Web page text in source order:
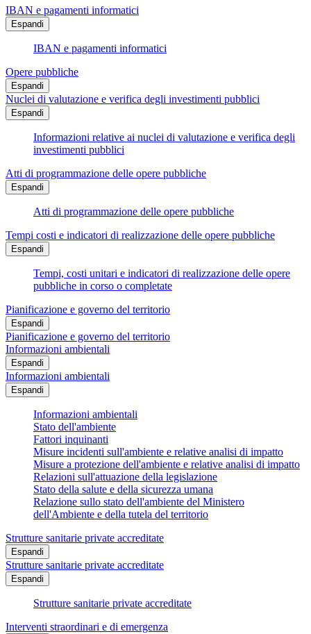
IBAN e pagamenti informatici
Espandi
IBAN e pagamenti informatici
Opere pubbliche
Espandi
Nuclei di valutazione e verifica degli investimenti pubblici
Espandi
Informazioni relative ai nuclei di valutazione e verifica degli
investimenti pubblici
Atti di programmazione delle opere pubbliche
Espandi
Atti di programmazione delle opere pubbliche
Tempi costi e indicatori di realizzazione delle opere pubbliche
Espandi
Tempi, costi unitari e indicatori di realizzazione delle opere
pubbliche in corso o completate
Pianificazione e governo del territorio
Espandi
Pianificazione e governo del territorio
Informazioni ambientali
Espandi
Informazioni ambientali
Espandi
Informazioni ambientali
Stato dell'ambiente
Fattori inquinanti
Misure incidenti sull'ambiente e relative analisi di impatto
Misure a protezione dell'ambiente e relative analisi di impatto
Relazioni sull'attuazione della legislazione
Stato della salute e della sicurezza umana
Relazione sullo stato dell'ambiente del Ministero
dell'Ambiente e della tutela del territorio
Strutture sanitarie private accreditate
Espandi
Strutture sanitarie private accreditate
Espandi
Strutture sanitarie private accreditate
Interventi straordinari e di emergenza